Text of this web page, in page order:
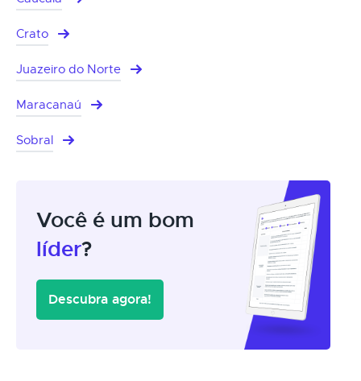
Crato
Juazeiro do Norte
Maracanaú
Sobral
Você é um bom
líder?
Descubra agora!